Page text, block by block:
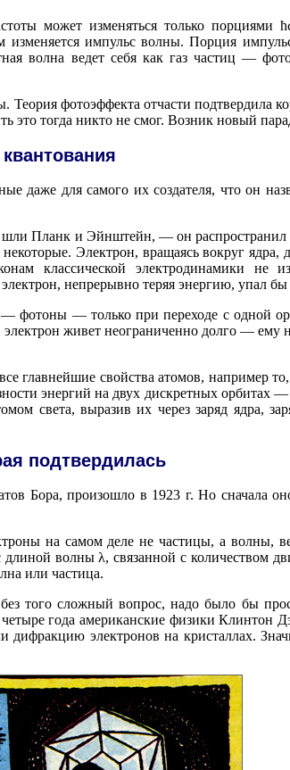
может изменяться только порциями
импульс волны. Порция
волна ведет себя как газ частиц —
Теория фотоэффекта отчасти подтвердила
это тогда никто не смог. Возник новый
даже для самого их создателя, что он
Планк и Эйнштейн, — он распространил
Электрон, вращаясь вокруг ядра,
классической электродинамики не
непрерывно теряя энергию, упал бы
фотоны — только при переходе с одной
живет неограниченно долго — ему
главнейшие свойства атомов, например
энергий на двух дискретных орбитах
света, выразив их через заряд ядра,
подтвердилась
Бора, произошло в 1923 г. Но сначала
на самом деле не частицы, а волны,
волны λ, связанной с количеством
или частица.
того сложный вопрос, надо было бы
года американские физики Клинтон
электронов на кристаллах.